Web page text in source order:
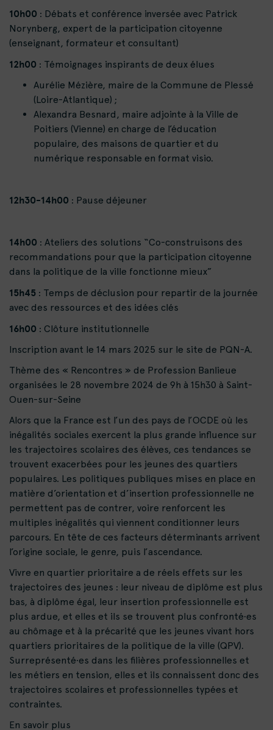
10h00 : Débats et conférence inversée avec Patrick
Norynberg, expert de la participation citoyenne
(enseignant, formateur et consultant)
12h00 : Témoignages inspirants de deux élues
Aurélie Mézière, maire de la Commune de Plessé
(Loire-Atlantique) ;
Alexandra Besnard, maire adjointe à la Ville de
Poitiers (Vienne) en charge de l’éducation
populaire, des maisons de quartier et du
numérique responsable en format visio.
12h30-14h00 : Pause déjeuner
14h00 : Ateliers des solutions “Co-construisons des
recommandations pour que la participation citoyenne
dans la politique de la ville fonctionne mieux”
15h45 : Temps de déclusion pour repartir de la journée
avec des ressources et des idées clés
16h00 : Clôture institutionnelle
Inscription avant le 14 mars 2025 sur le site de PQN-A.
Thème des « Rencontres » de Profession Banlieue
organisées le 28 novembre 2024 de 9h à 15h30 à Saint-
Ouen-sur-Seine
Alors que la France est l’un des pays de l’OCDE où les
inégalités sociales exercent la plus grande influence sur
les trajectoires scolaires des élèves, ces tendances se
trouvent exacerbées pour les jeunes des quartiers
populaires. Les politiques publiques mises en place en
matière d’orientation et d’insertion professionnelle ne
permettent pas de contrer, voire renforcent les
multiples inégalités qui viennent conditionner leurs
parcours. En tête de ces facteurs déterminants arrivent
l’origine sociale, le genre, puis l’ascendance.
Vivre en quartier prioritaire a de réels effets sur les
trajectoires des jeunes : leur niveau de diplôme est plus
bas, à diplôme égal, leur insertion professionnelle est
plus ardue, et elles et ils se trouvent plus confronté·es
au chômage et à la précarité que les jeunes vivant hors
quartiers prioritaires de la politique de la ville (QPV).
Surreprésenté·es dans les filières professionnelles et
les métiers en tension, elles et ils connaissent donc des
trajectoires scolaires et professionnelles typées et
contraintes.
En savoir plus